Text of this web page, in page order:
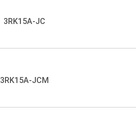
3RK15A-JC
3RK15A-JCM